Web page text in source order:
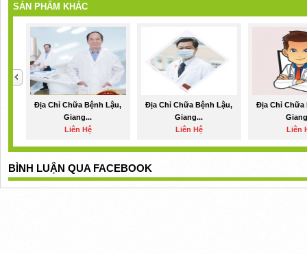
SẢN PHẨM KHÁC
Địa Chỉ Chữa Bệnh Lậu,
Giang...
Liên Hệ
Địa Chỉ Chữa Bệnh Lậu,
Giang...
Liên Hệ
Địa Chỉ Chữa
Liên
BÌNH LUẬN QUA FACEBOOK